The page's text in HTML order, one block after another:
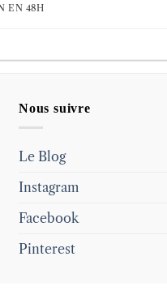
EN 48H
Nous suivre
Le Blog
Instagram
Facebook
Pinterest